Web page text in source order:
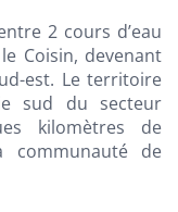
2 cours d’eau
Coisin, devenant
est. Le territoire
sud du secteur
kilomètres de
de